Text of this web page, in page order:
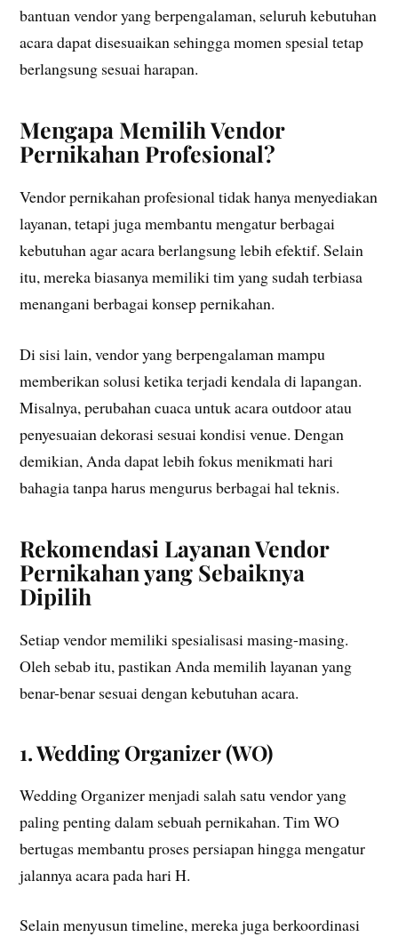
bantuan vendor yang berpengalaman, seluruh kebutuhan
acara dapat disesuaikan sehingga momen spesial tetap
berlangsung sesuai harapan.
Mengapa Memilih Vendor
Pernikahan Profesional?
Vendor pernikahan profesional tidak hanya menyediakan
layanan, tetapi juga membantu mengatur berbagai
kebutuhan agar acara berlangsung lebih efektif. Selain
itu, mereka biasanya memiliki tim yang sudah terbiasa
menangani berbagai konsep pernikahan.
Di sisi lain, vendor yang berpengalaman mampu
memberikan solusi ketika terjadi kendala di lapangan.
Misalnya, perubahan cuaca untuk acara outdoor atau
penyesuaian dekorasi sesuai kondisi venue. Dengan
demikian, Anda dapat lebih fokus menikmati hari
bahagia tanpa harus mengurus berbagai hal teknis.
Rekomendasi Layanan Vendor
Pernikahan yang Sebaiknya
Dipilih
Setiap vendor memiliki spesialisasi masing-masing.
Oleh sebab itu, pastikan Anda memilih layanan yang
benar-benar sesuai dengan kebutuhan acara.
1. Wedding Organizer (WO)
Wedding Organizer menjadi salah satu vendor yang
paling penting dalam sebuah pernikahan. Tim WO
bertugas membantu proses persiapan hingga mengatur
jalannya acara pada hari H.
Selain menyusun timeline, mereka juga berkoordinasi